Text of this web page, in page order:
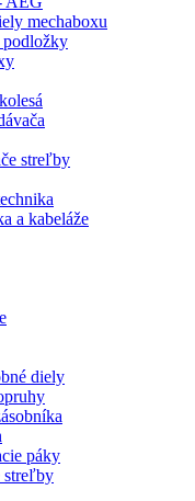
mechaboxu
podložky
streľby
a kabeláže
diely
páky
streľby